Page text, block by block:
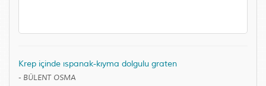
Krep içinde ıspanak-kıyma dolgulu graten
- BÜLENT OSMA